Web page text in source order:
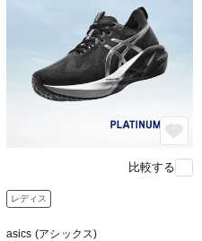
なフィット感
アッパーを採
がしながら、
包み込みます。
比較する
レディス
asics (アシックス)